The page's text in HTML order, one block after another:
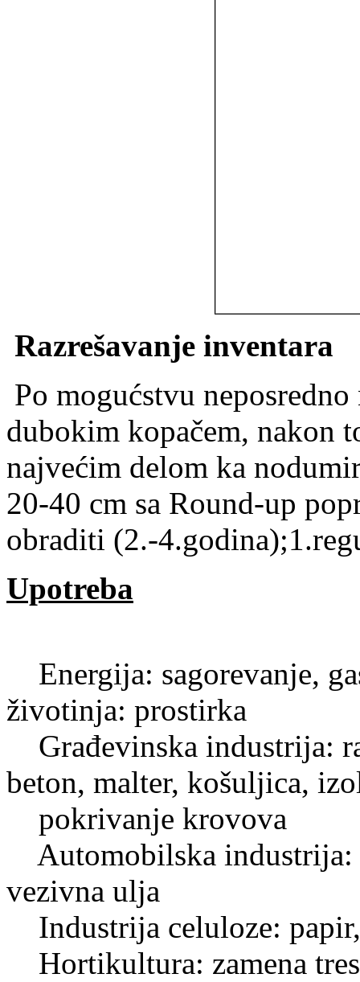
Razrešavanje inventara
Po mogućstvu
dubokim kopačem, nakon
najvećim delom ka
20-40 cm sa Round-up
obraditi (2.-
Upotreba
Energija: sagorevanje,
životinja: prostirka
Građevinska industrija:
beton, malter, košuljica,
pokrivanje krovova
Automobilska industrija:
vezivna ulja
Industrija celuloze:
Hortikultura: zamena